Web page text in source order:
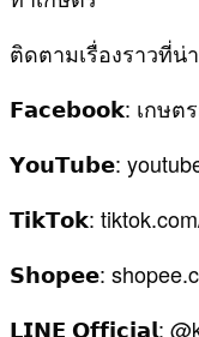
ติดตามเรื่องราวที่น่
𝗙𝗮𝗰𝗲𝗯𝗼𝗼𝗸: เกษต
𝗬𝗼𝘂𝗧𝘂𝗯𝗲:
𝗧𝗶𝗸𝗧𝗼𝗸:
𝗦𝗵𝗼𝗽𝗲𝗲:
𝗟𝗜𝗡𝗘 𝗢𝗳𝗳𝗶𝗰𝗶𝗮𝗹: